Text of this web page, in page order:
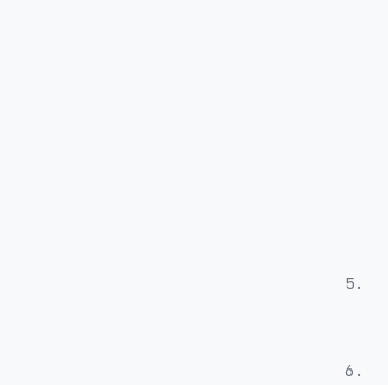
5 .
6 .